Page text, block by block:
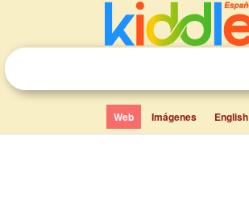
Web Imágenes English